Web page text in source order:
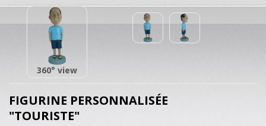
360° view
FIGURINE PERSONNALISÉE
"TOURISTE"